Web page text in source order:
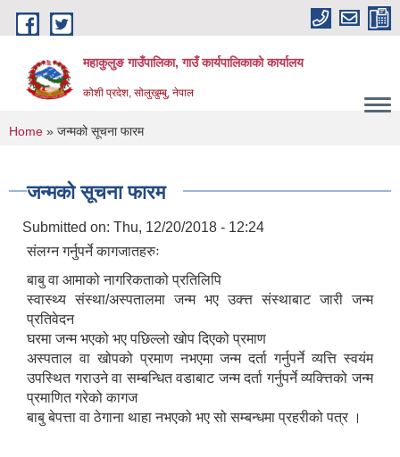
Skip to main content
महाकुलुङ गाउँपालिका, गाउँ कार्यपालिकाको कार्यालय
कोशी प्रदेश, सोलुखुम्बु, नेपाल
You are here
Home » जन्मको सूचना फारम
जन्मको सूचना फारम
Submitted on: Thu, 12/20/2018 - 12:24
संलग्न गर्नुपर्ने कागजातहरुः
बाबु वा आमाको नागरिकताको प्रतिलिपि
स्वास्थ्य संस्था/अस्पतालमा जन्म भए उक्त्त संस्थाबाट जारी जन्म
प्रतिवेदन
घरमा जन्म भएको भए पछिल्लो खोप दिएको प्रमाण
अस्पताल वा खोपको प्रमाण नभएमा जन्म दर्ता गर्नुपर्ने व्यत्ति स्वयंम
उपस्थित गराउने वा सम्बन्धित वडाबाट जन्म दर्ता गर्नुपर्ने व्यक्त्तिको जन्म
प्रमाणित गरेको कागज
बाबु बेपत्ता वा ठेगाना थाहा नभएको भए सो सम्बन्धमा प्रहरीको पत्र ।